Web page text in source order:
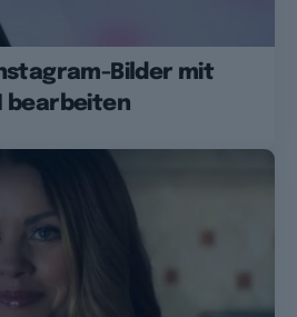
Bilder mit
bearbeiten